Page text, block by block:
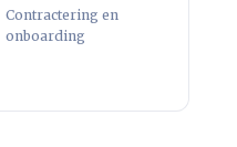
Contractering en
onboarding